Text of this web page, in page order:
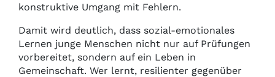
konstruktive Umgang mit Fehlern.
Damit wird deutlich, dass sozial-emotionales
Lernen junge Menschen nicht nur auf Prüfungen
vorbereitet, sondern auf ein Leben in
Gemeinschaft. Wer lernt, resilienter gegenüber